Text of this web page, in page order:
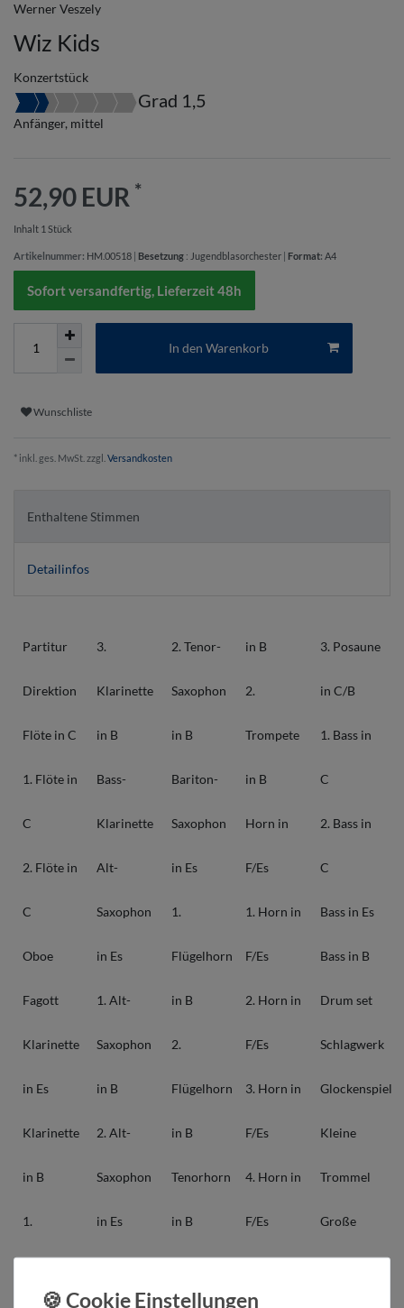
Werner Veszely
Wiz Kids
Konzertstück
Grad 1,5
Anfänger, mittel
52,90 EUR *
Inhalt 1 Stück
Artikelnummer: HM.00518 Besetzung : Jugendblasorchester Format: A4
Sofort versandfertig, Lieferzeit 48h
In den Warenkorb
Wunschliste
* inkl. ges. MwSt. zzgl. Versandkosten
Enthaltene Stimmen
Detailinfos
Partitur
Direktion
Flöte in C
1. Flöte in
C
2. Flöte in
C
Oboe
Fagott
Klarinette
in Es
Klarinette
in B
1.
3.
Klarinette
in B
Bass-
Klarinette
Alt-
Saxophon
in Es
1. Alt-
Saxophon
in B
2. Alt-
Saxophon
in Es
2. Tenor-
Saxophon
in B
Bariton-
Saxophon
in Es
1.
Flügelhorn
in B
2.
Flügelhorn
in B
Tenorhorn
in B
in B
2.
Trompete
in B
Horn in
F/Es
1. Horn in
F/Es
2. Horn in
F/Es
3. Horn in
F/Es
4. Horn in
F/Es
3. Posaune
in C/B
1. Bass in
C
2. Bass in
C
Bass in Es
Bass in B
Drum set
Schlagwerk
Glockenspiel
Kleine
Trommel
Große